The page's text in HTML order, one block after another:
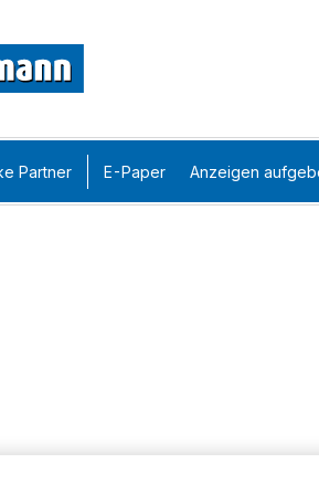
Partner E-Paper Anzeigen